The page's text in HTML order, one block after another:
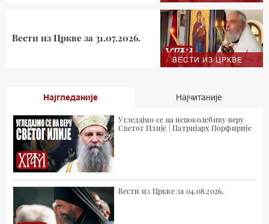
ВЕСТИ ИЗ ЦРКВЕ
Вести из Цркве за 31.07.2026.
Најгледаније Најчитаније
Угледајмо се на непоколебиву веру
Светог Илије | Патријарх Порфирије
Вести из Цркве за 04.08.2026.